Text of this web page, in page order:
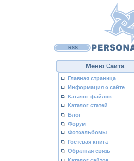
RSS
Меню Сайта
Главная страница
Информация о сайте
Каталог файлов
Каталог статей
Блог
Форум
Фотоальбомы
Гостевая книга
Обратная связь
Каталог сайтов